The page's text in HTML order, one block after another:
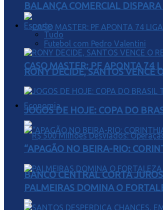
CASO MASTER: PF APONTA 74
Economia
BANCO CENTRAL CORTA
BALANÇA COMERCIAL
Esporte
Tudo
Futebol com Pedro Valentini
RONY DECIDE, SANTOS VENCE
JOGOS DE HOJE: COPA DO
“APAGÃO NO BEIRA-RIO:
PALMEIRAS DOMINA O